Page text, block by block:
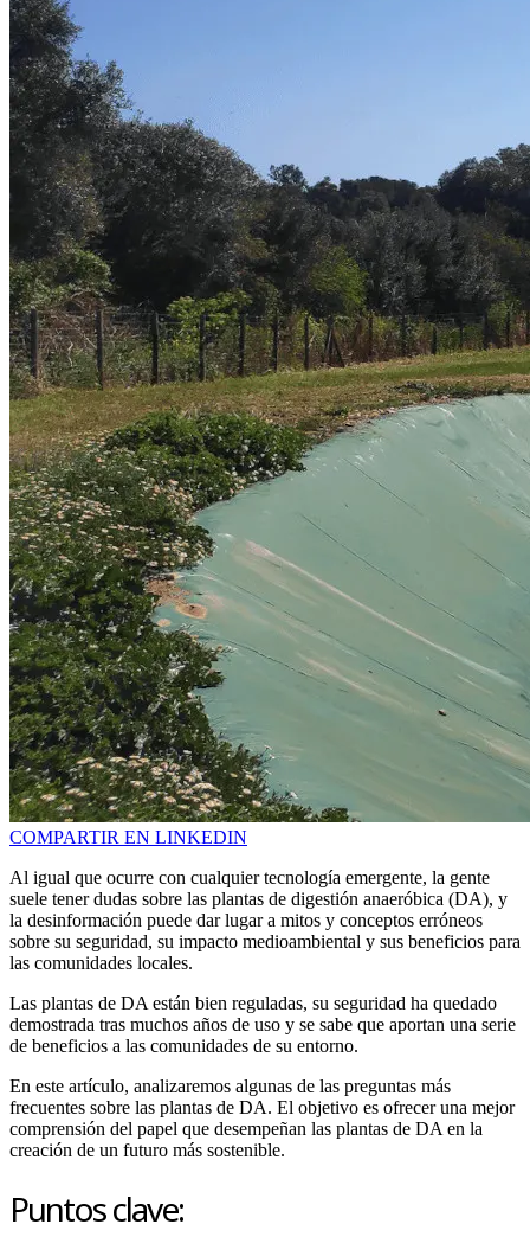
COMPARTIR EN LINKEDIN
Al igual que ocurre con cualquier tecnología emergente, la gente
suele tener dudas sobre las plantas de digestión anaeróbica (DA), y
la desinformación puede dar lugar a mitos y conceptos erróneos
sobre su seguridad, su impacto medioambiental y sus beneficios para
las comunidades locales.
Las plantas de DA están bien reguladas, su seguridad ha quedado
demostrada tras muchos años de uso y se sabe que aportan una serie
de beneficios a las comunidades de su entorno.
En este artículo, analizaremos algunas de las preguntas más
frecuentes sobre las plantas de DA. El objetivo es ofrecer una mejor
comprensión del papel que desempeñan las plantas de DA en la
creación de un futuro más sostenible.
Puntos clave: